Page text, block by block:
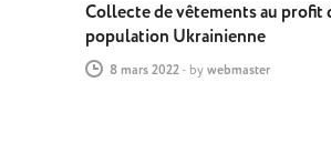
Collecte de vêtements au profit
population Ukrainienne
8 mars 2022- by webmaster